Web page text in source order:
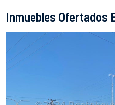
Inmuebles Ofertados